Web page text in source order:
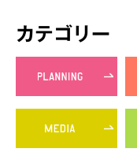
カテゴリー